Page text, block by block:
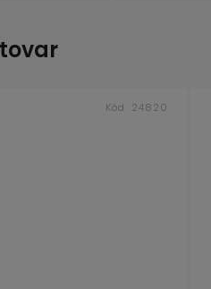
Kód: 24820